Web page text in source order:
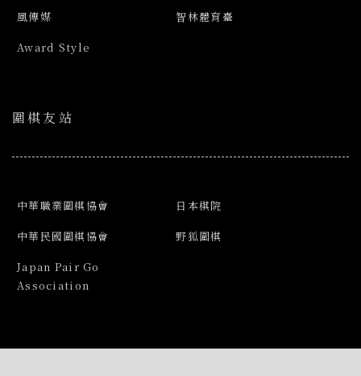
風傳媒
智林體育臺
Award Style
圍棋友站
中華職業圍棋協會
日本棋院
中華民國圍棋協會
野狐圍棋
Japan Pair Go
Association